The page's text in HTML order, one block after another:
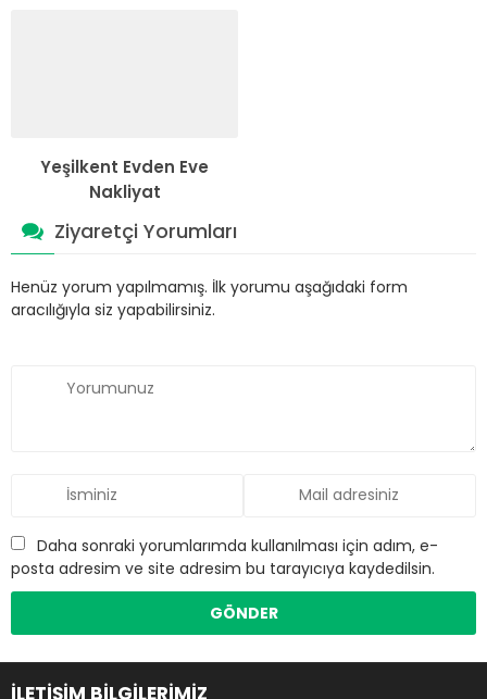
Yeşilkent Evden Eve
Nakliyat
Ziyaretçi Yorumları
Henüz yorum yapılmamış. İlk yorumu aşağıdaki form
aracılığıyla siz yapabilirsiniz.
Daha sonraki yorumlarımda kullanılması için adım, e-
posta adresim ve site adresim bu tarayıcıya kaydedilsin.
İLETİŞİM BİLGİLERİMİZ